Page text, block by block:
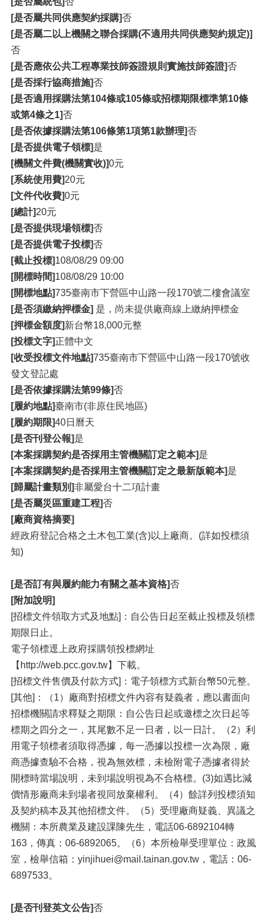
[是否屬共同供應契約採購]否
[是否屬二以上機關之聯合採購(不適用共同供應契約規定)]
否
[是否應依公共工程專業技師簽證規則實施技師簽證]否
[是否採行協商措施]否
[是否適用採購法第104條或105條或招標期限標準第10條
或第4條之1]否
[是否依據採購法第106條第1項第1款辦理]否
[是否提供電子領標]是
[機關文件費(機關實收)]0元
[系統使用費]20元
[文件代收費]0元
[總計]20元
[是否提供現場領標]否
[是否提供電子投標]否
[截止投標]108/08/29 09:00
[開標時間]108/08/29 10:00
[開標地點]735臺南市下營區中山路一段170號二樓會議室
[是否須繳納押標金] 是，尚未提供廠商線上繳納押標金
[押標金額度]新台幣18,000元整
[投標文字]正體中文
[收受投標文件地點]735臺南市下營區中山路一段170號收
發文登記處
[是否依據採購法第99條]否
[履約地點]臺南市(非原住民地區)
[履約期限]40日曆天
[是否刊登公報]是
[本案採購契約是否採用主管機關訂定之範本]是
[本案採購契約是否採用主管機關訂定之最新版範本]是
[歸屬計畫類別]非屬愛台十二項計畫
[是否屬災區重建工程]否
[廠商資格摘要]
經政府登記合格之土木包工業(含)以上廠商。(詳如投標須
知)
[是否訂有與履約能力有關之基本資格]否
[附加說明]
[招標文件領取方式及地點]：自公告日起至截止投標及領標
期限日止。
電子領標逕上政府採購領投標網址
【http://web.pcc.gov.tw】下載。
[招標文件售價及付款方式]：電子領標方式新台幣50元整。
[其他]：（1）廠商對招標文件內容有疑義者，應以書面向
招標機關請求釋疑之期限：自公告日起或邀標之次日起等
標期之四分之一，其尾數不足一日者，以一日計。（2）利
用電子領標者須取得憑據，每一憑據以投標一次為限，廠
商憑據查驗不合格，視為無效標，未檢附電子憑據者得於
開標時當場說明，未到場說明視為不合格標。(3)如遇比減
價情形廠商未到場者視同放棄權利。（4）餘詳列投標須知
及契約稿本及其他招標文件。（5）受理廠商疑義、異議之
機關：本所農業及建設課陳先生，電話06-6892104轉
163，傳真：06-6892065。（6）本所檢舉受理單位：政風
室，檢舉信箱：yinjihuei@mail.tainan.gov.tw，電話：06-
6897533。
[是否刊登英文公告]否